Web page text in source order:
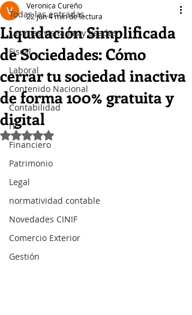
Todas las entradas
Las mas visitadas y usadas
Fiscal
Laboral
Contenido Nacional
Contabilidad
IT
Financiero
Patrimonio
Legal
normatividad contable
Novedades CINIF
Comercio Exterior
Gestión
Liquidación Simplificada
de Sociedades: Cómo
cerrar tu sociedad inactiva
de forma 100% gratuita y
digital
Veronica Cureño
22 jun4 min de lectura
Obtuvo NaN de 5 estrellas.